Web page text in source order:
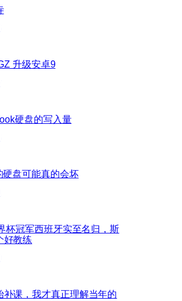
升级安卓9
硬盘的写入量
硬盘可能真的会坏
杯冠军西班牙实至名归，斯
好教练
补课，我才真正理解当年的